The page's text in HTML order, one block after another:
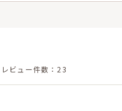
レビュー件数：23